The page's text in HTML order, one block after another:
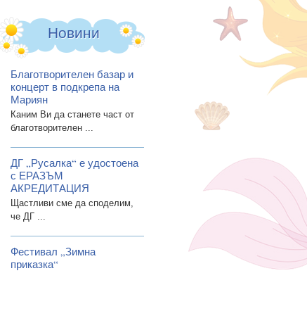
Новини
Благотворителен базар и
концерт в подкрепа на
Мариян
Каним Ви да станете част от
благотворителен ...
ДГ „Русалка“ е удостоена
с ЕРАЗЪМ
АКРЕДИТАЦИЯ
Щастливи сме да споделим,
че ДГ ...
Фестивал „Зимна
приказка“